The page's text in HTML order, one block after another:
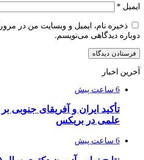
ایمیل *
ذخیره نام، ایمیل و وبسایت من در
دوباره دیدگاهی می‌نویسم.
آخرین اخبار
6 ساعت پیش
تأکید ایران و آفریقای جنوبی
علمی در بریکس
6 ساعت پیش